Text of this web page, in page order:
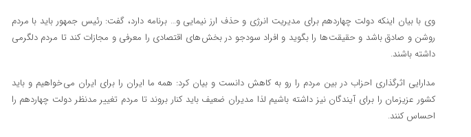
وی با بیان اینکه دولت چهاردهم برای مدیریت انرژی و حذف ارز نیمایی و… برنامه دارد، گفت: رئیس جمهور باید با مردم
روشن و صادق باشد و حقیقت ها را بگوید و افراد سودجو در بخش های اقتصادی را معرفی و مجازات کند تا مردم دلگرمی
داشته باشند.
مدارایی اثرگذاری احزاب در بین مردم را رو به کاهش دانست و بیان کرد: همه ما ایران را برای ایران می خواهیم و باید
کشور عزیزمان را برای آیندگان نیز داشته باشیم لذا مدیران ضعیف باید کنار بروند تا مردم تغییر مدنظر دولت چهاردهم را
احساس کنند.